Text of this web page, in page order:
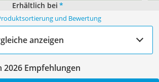
Erhältlich bei *
und Bewertung
anzeigen
2026 Empfehlungen